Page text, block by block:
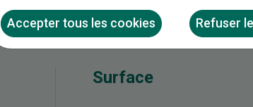
Surface
Accepter tous les cookies Refuser